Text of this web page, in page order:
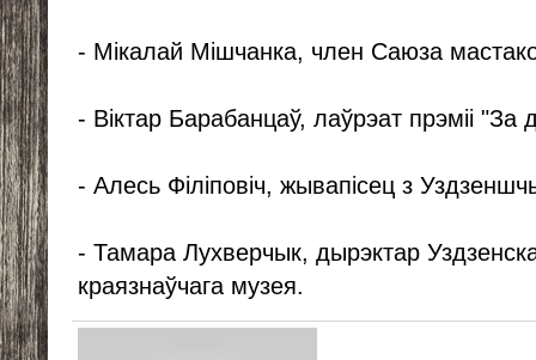
- Мікалай Мішчанка, член Саюза
- Віктар Барабанцаў, лаўрэат прэміі
- Алесь Філіповіч, жывапісец з
- Тамара Лухверчык, дырэктар
краязнаўчага музея.